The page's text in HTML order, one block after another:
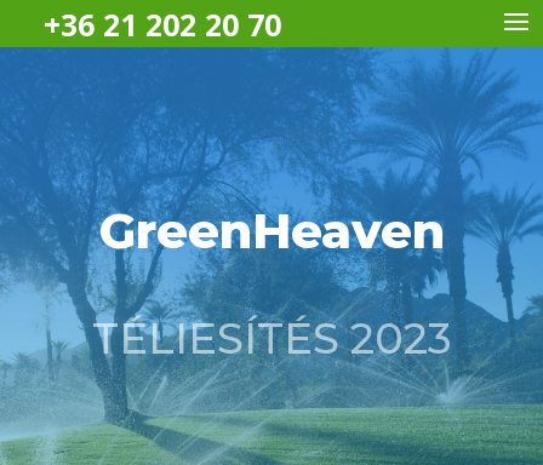
+36 21 202 20 70
GreenHeaven
TÉLIESÍTÉS 2023